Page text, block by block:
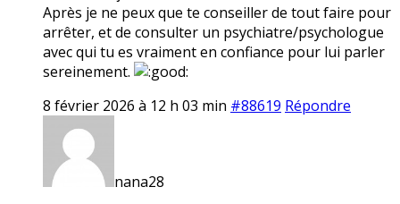
Après je ne peux que te conseiller de tout faire pour
arrêter, et de consulter un psychiatre/psychologue
avec qui tu es vraiment en confiance pour lui parler
sereinement.
8 février 2026 à 12 h 03 min #88619 Répondre
nana28